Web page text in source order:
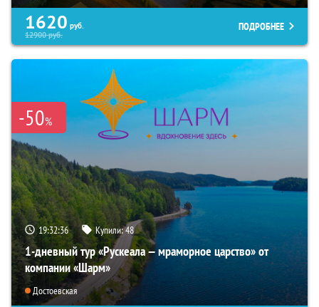
1620 руб.
12900руб.
ПОДРОБНЕЕ
-50%
19:32:35 Купили:48
1-дневный тур «Рускеала — мраморное царство» от
компании «Шарм»
Достоевская